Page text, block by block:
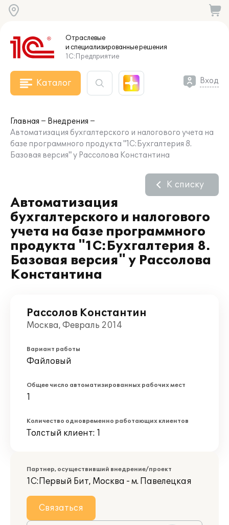
Отраслевые
и специализированныерешения
1С:Предприятие
Каталог Вход
Главная
Внедрения
Автоматизация бухгалтерского и налогового учета на
базе программного продукта "1С:Бухгалтерия 8.
Базовая версия" у Рассолова Константина
Автоматизация
бухгалтерского и налогового
учета на базе программного
продукта "1С:Бухгалтерия 8.
Базовая версия" у Рассолова
Константина
К списку
Рассолов Константин
Москва, Февраль 2014
Вариант работы
Файловый
Общее число автоматизированных рабочих мест
1
Количество одновременно работающих клиентов
Толстый клиент: 1
Партнер, осуществивший внедрение/проект
1С:Первый Бит, Москва - м. Павелецкая
Связаться